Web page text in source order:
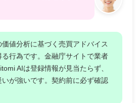
値分析に基づく売買アドバイス
る行為です。金融庁サイトで業者
AIは登録情報が見当たらず、
いが強いです。契約前に必ず確認